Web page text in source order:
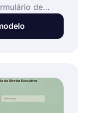
de
para
do
de
um clique e crie